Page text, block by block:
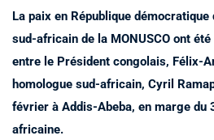
La paix en République
sud-africain de la MONUSCO ont
entre le Président congolais, Félix-
homologue sud-africain, Cyril
février à Addis-Abeba, en marge du
africaine.